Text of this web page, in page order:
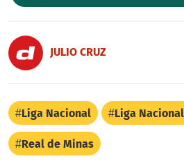
JULIO CRUZ
Liga Nacional Liga
Real de Minas